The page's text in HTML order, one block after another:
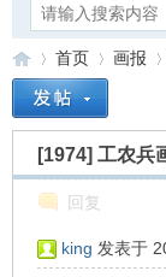
»
首页
›
画报
›
[1974] 工农兵
回复
king 发表于